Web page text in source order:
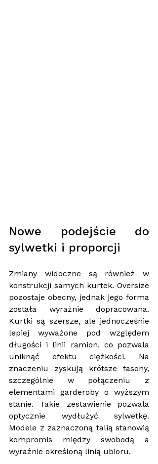
Nowe podejście do
sylwetki i proporcji
Zmiany widoczne są również w
konstrukcji samych kurtek. Oversize
pozostaje obecny, jednak jego forma
została wyraźnie dopracowana.
Kurtki są szersze, ale jednocześnie
lepiej wyważone pod względem
długości i linii ramion, co pozwala
uniknąć efektu ciężkości. Na
znaczeniu zyskują krótsze fasony,
szczególnie w połączeniu z
elementami garderoby o wyższym
stanie. Takie zestawienie pozwala
optycznie wydłużyć sylwetkę.
Modele z zaznaczoną talią stanowią
kompromis między swobodą a
wyraźnie określoną linią ubioru.